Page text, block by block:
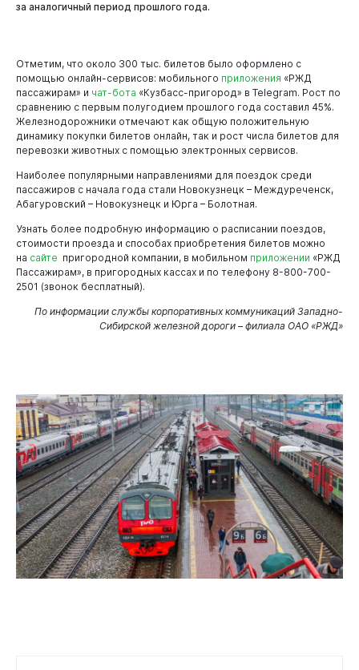
за аналогичный период прошлого года.
Отметим, что около 300 тыс. билетов было оформлено с
помощью онлайн-сервисов: мобильного приложения «РЖД
пассажирам» и чат-бота «Кузбасс-пригород» в Telegram. Рост по
сравнению с первым полугодием прошлого года составил 45%.
Железнодорожники отмечают как общую положительную
динамику покупки билетов онлайн, так и рост числа билетов для
перевозки животных с помощью электронных сервисов.
Наиболее популярными направлениями для поездок среди
пассажиров с начала года стали Новокузнецк – Междуреченск,
Абагуровский – Новокузнецк и Юрга – Болотная.
Узнать более подробную информацию о расписании поездов,
стоимости проезда и способах приобретения билетов можно
на сайте пригородной компании, в мобильном приложении «РЖД
Пассажирам», в пригородных кассах и по телефону 8-800-700-
2501 (звонок бесплатный).
По информации службы корпоративных коммуникаций Западно-
Сибирской железной дороги – филиала ОАО «РЖД»